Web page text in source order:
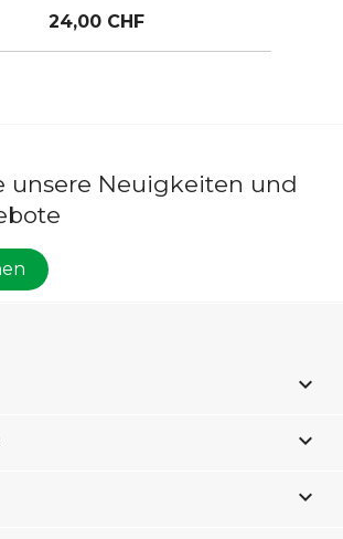
24,00 CHF
unsere Neuigkeiten und


